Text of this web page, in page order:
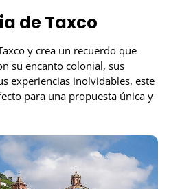
de Taxco
y crea un recuerdo que
su encanto colonial, sus
experiencias inolvidables, este
para una propuesta única y